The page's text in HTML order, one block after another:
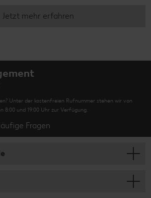
Jetzt mehr erfahren
Unter der kostenfreien Rufnummer stehen wir von
8:00 und 19:00 Uhr zur Verfügung.
Fragen